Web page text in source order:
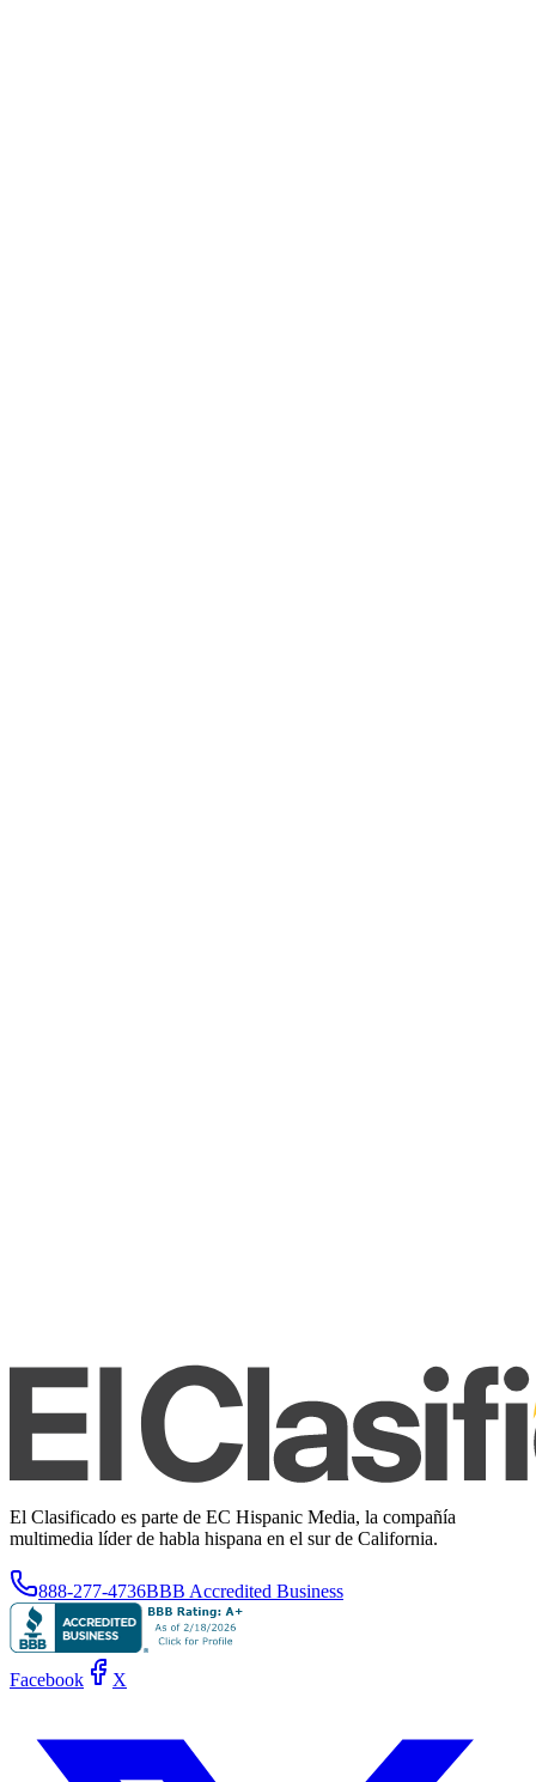
El Clasificado es parte de EC Hispanic Media, la compañía
multimedia líder de habla hispana en el sur de California.
888-277-4736BBB Accredited Business
Facebook X